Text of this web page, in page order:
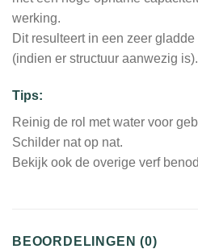
werking.
Dit resulteert in een zeer
(indien er structuur aanwezig is).
Tips:
Reinig de rol met water voor
Schilder nat op nat.
Bekijk ook de overige verf
BEOORDELINGEN (0)